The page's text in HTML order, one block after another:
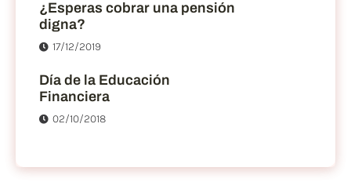
¿Esperas cobrar una pensión
digna?
17/12/2019
Día de la Educación
Financiera
02/10/2018